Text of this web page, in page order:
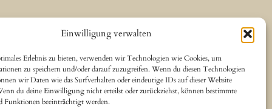
Einwilligung verwalten
Erlebnis zu bieten, verwenden wir Technologien wie Cookies, um
zu speichern und/oder darauf zuzugreifen. Wenn du diesen Technologien
wir Daten wie das Surfverhalten oder eindeutige IDs auf dieser Website
du deine Einwilligung nicht erteilst oder zurückziehst, können bestimmte
Funktionen beeinträchtigt werden.